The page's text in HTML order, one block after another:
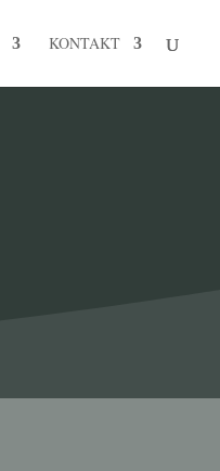
KONTAKT